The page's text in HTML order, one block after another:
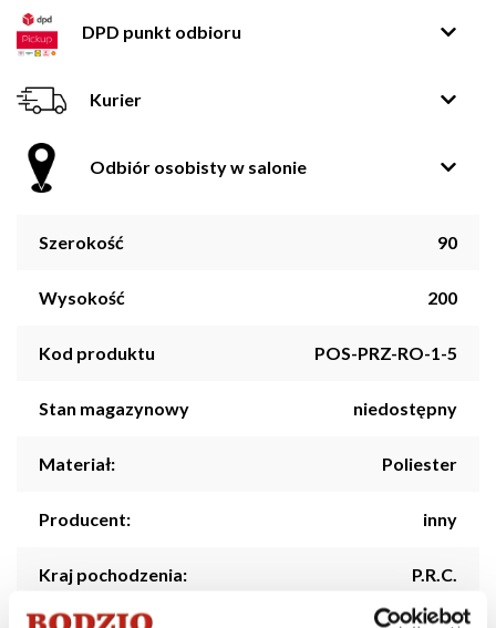
DPD punkt odbioru
Kurier
Odbiór osobisty w salonie
Szerokość 90
Wysokość 200
Kod produktu POS-PRZ-RO-1-5
Stan magazynowy niedostępny
Materiał: Poliester
Producent: inny
Kraj pochodzenia: P.R.C.